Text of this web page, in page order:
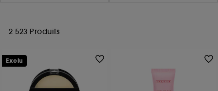
2 523 Produits
Exclu